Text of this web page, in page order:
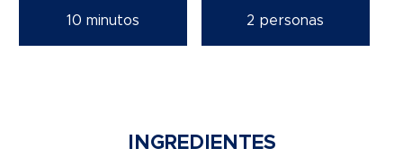
10 minutos 2 personas
INGREDIENTES